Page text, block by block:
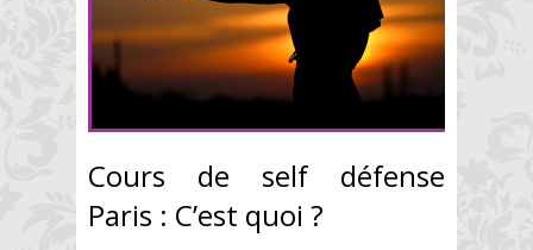
Cours de self défense
Paris : C’est quoi ?